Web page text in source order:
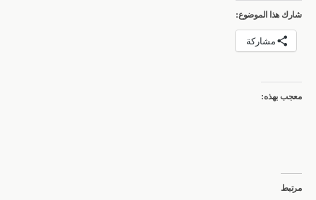
شارك هذا الموضوع:
مشاركة
معجب بهذه:
مرتبط